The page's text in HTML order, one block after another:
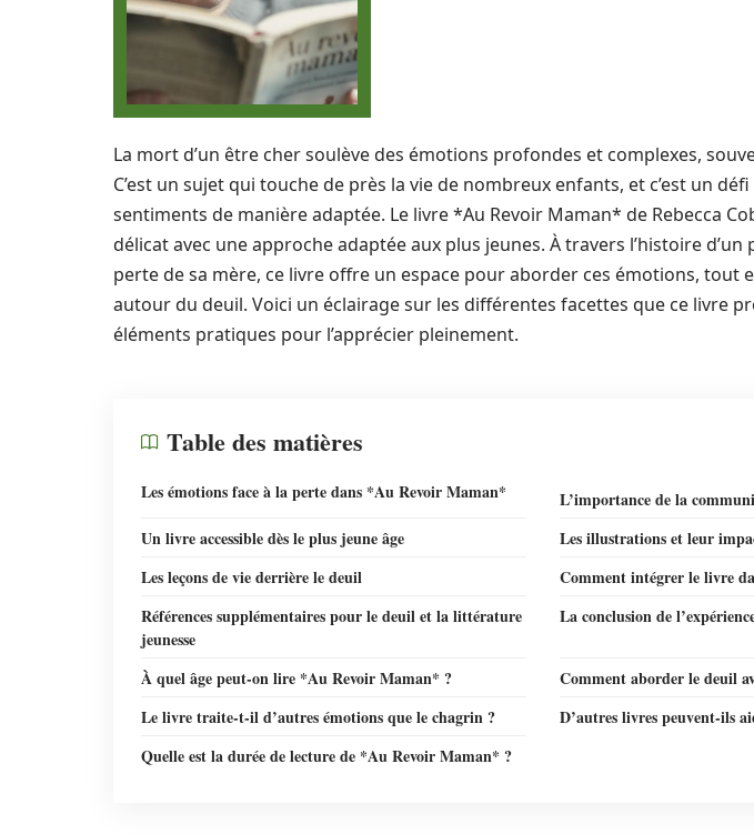
La mort d’un être cher soulève des émotions profondes et complexes,
C’est un sujet qui touche de près la vie de nombreux enfants, et c’est un défi
sentiments de manière adaptée. Le livre *Au Revoir Maman* de Rebecca
délicat avec une approche adaptée aux plus jeunes. À travers l’histoire
perte de sa mère, ce livre offre un espace pour aborder ces émotions, tout
autour du deuil. Voici un éclairage sur les différentes facettes que ce livre
éléments pratiques pour l’apprécier pleinement.
Table des matières
Les émotions face à la perte dans *Au Revoir Maman*
L’importance de la
Un livre accessible dès le plus jeune âge
Les illustrations et leur
Les leçons de vie derrière le deuil
Comment intégrer le livre
Références supplémentaires pour le deuil et la littérature
jeunesse
La conclusion de
À quel âge peut-on lire *Au Revoir Maman* ?
Comment aborder le deuil
Le livre traite-t-il d’autres émotions que le chagrin ?
D’autres livres peuvent-ils
Quelle est la durée de lecture de *Au Revoir Maman* ?